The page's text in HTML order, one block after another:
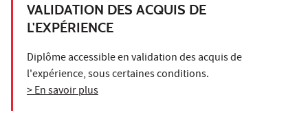
VALIDATION DES ACQUIS DE
L'EXPÉRIENCE
Diplôme accessible en validation des acquis de
l'expérience, sous certaines conditions.
> En savoir plus